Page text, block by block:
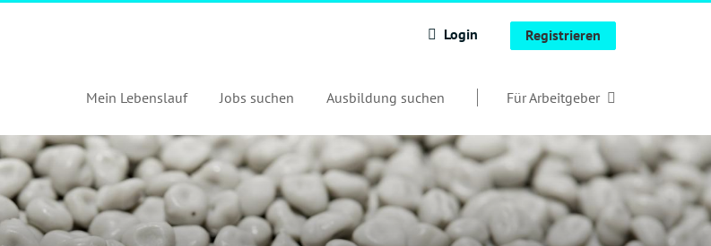
Login Registrieren
Mein Lebenslauf Jobs suchen Ausbildung suchen Für Arbeitgeber